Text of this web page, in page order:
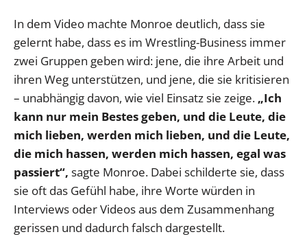
In dem Video machte Monroe deutlich, dass sie
gelernt habe, dass es im Wrestling-Business immer
zwei Gruppen geben wird: jene, die ihre Arbeit und
ihren Weg unterstützen, und jene, die sie kritisieren
– unabhängig davon, wie viel Einsatz sie zeige. „Ich
kann nur mein Bestes geben, und die Leute, die
mich lieben, werden mich lieben, und die Leute,
die mich hassen, werden mich hassen, egal was
passiert“, sagte Monroe. Dabei schilderte sie, dass
sie oft das Gefühl habe, ihre Worte würden in
Interviews oder Videos aus dem Zusammenhang
gerissen und dadurch falsch dargestellt.